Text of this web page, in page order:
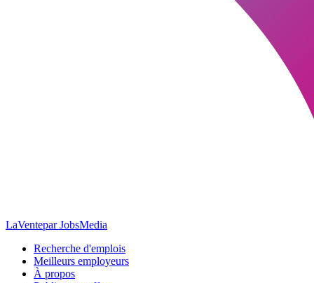
LaVentepar JobsMedia
Recherche d'emplois
Meilleurs employeurs
À propos